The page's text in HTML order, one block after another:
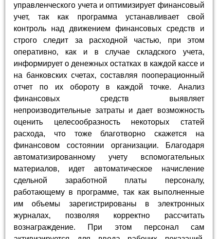
управленческого учета и оптимизирует финансовый
учет, так как программа устанавливает свой
контроль над движением финансовых средств и
строго следит за расходной частью, при этом
оперативно, как и в случае складского учета,
информирует о денежных остатках в каждой кассе и
на банковских счетах, составляя пооперационный
отчет по их обороту в каждой точке. Анализ
финансовых средств выявляет
непроизводительные затраты и дает возможность
оценить целесообразность некоторых статей
расхода, что тоже благотворно скажется на
финансовом состоянии организации. Благодаря
автоматизированному учету вспомогательных
материалов, идет автоматическое начисление
сдельной заработной платы персоналу,
работающему в программе, так как выполненные
им объемы зарегистрированы в электронных
журналах, позволяя корректно рассчитать
вознаграждение. При этом персонал сам